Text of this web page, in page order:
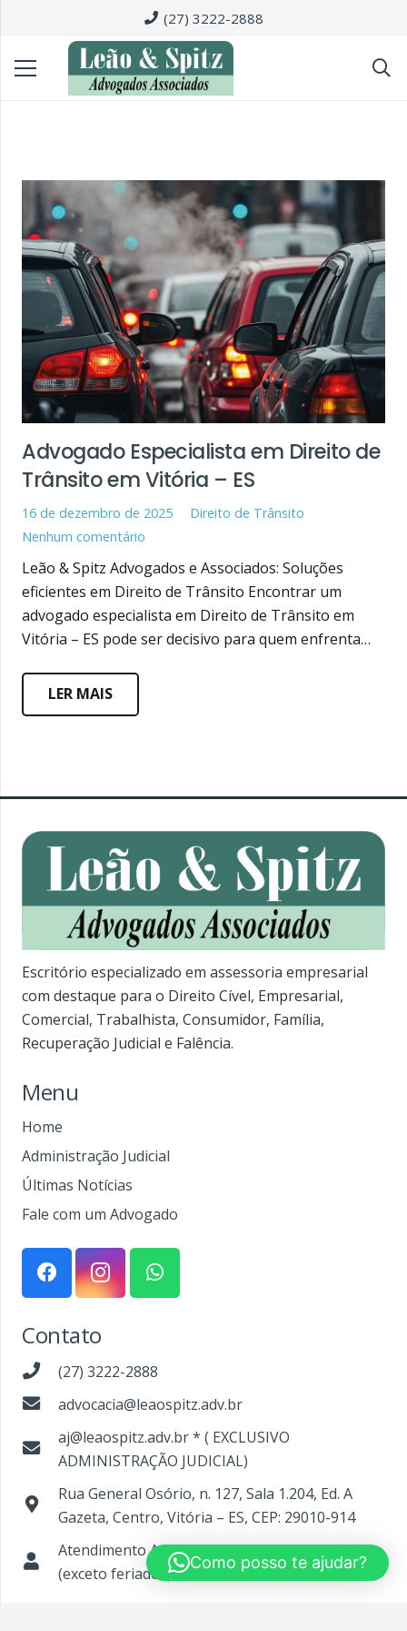
(27) 3222-2888
Advogado Especialista em Direito de
Trânsito em Vitória – ES
16 de dezembro de 2025
Direito de Trânsito
Nenhum comentário
Leão & Spitz Advogados e Associados: Soluções
eficientes em Direito de Trânsito Encontrar um
advogado especialista em Direito de Trânsito em
Vitória – ES pode ser decisivo para quem enfrenta…
LER MAIS
Escritório especializado em assessoria empresarial
com destaque para o Direito Cível, Empresarial,
Comercial, Trabalhista, Consumidor, Família,
Recuperação Judicial e Falência.
Menu
Home
Administração Judicial
Últimas Notícias
Fale com um Advogado
Contato
(27) 3222-2888
advocacia@leaospitz.adv.br
aj@leaospitz.adv.br * ( EXCLUSIVO
ADMINISTRAÇÃO JUDICIAL)
Rua General Osório, n. 127, Sala 1.204, Ed. A
Gazeta, Centro, Vitória – ES, CEP: 29010-914
Atendimento Adm. Judicial: Segunda a sexta
(exceto feriados) – 13:30h às 17:00h
Como posso te ajudar?